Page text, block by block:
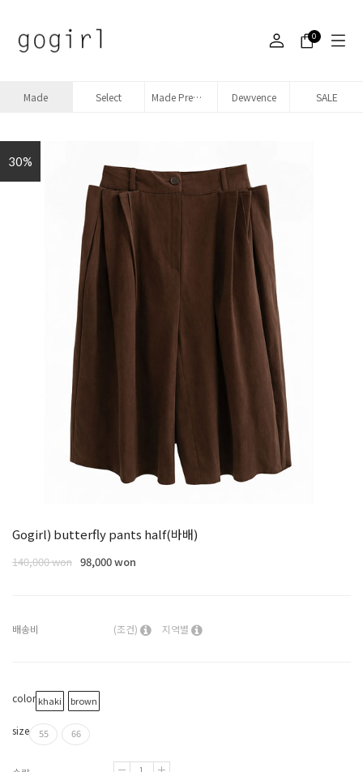
0
Made Select Made Premium denim Dewvence SALE
30%
Gogirl) butterfly pants half(바배)
140,000 won 98,000 won
배송비 (조건) 지역별
color khaki brown
size 55 66